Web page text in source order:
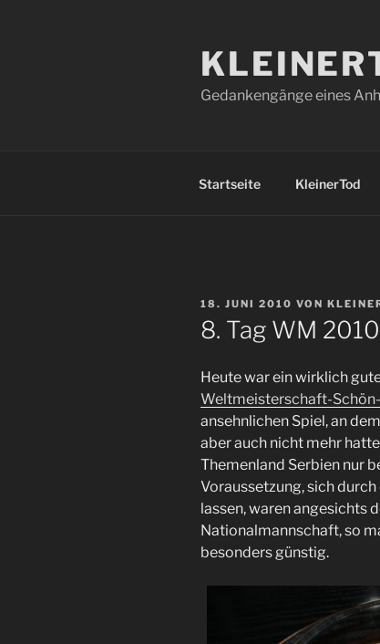
Gedankengänge eines
Startseite KleinerTod
VERÖFFENTLICHT
AM
18. JUNI 2010 VON
8. Tag WM
Heute war ein wirklich
Weltmeisterschaft-
ansehnlichen Spiel, an
aber auch nicht mehr
Themenland Serbien nur
Voraussetzung, sich
lassen, waren angesichts
Nationalmannschaft, so
besonders günstig.